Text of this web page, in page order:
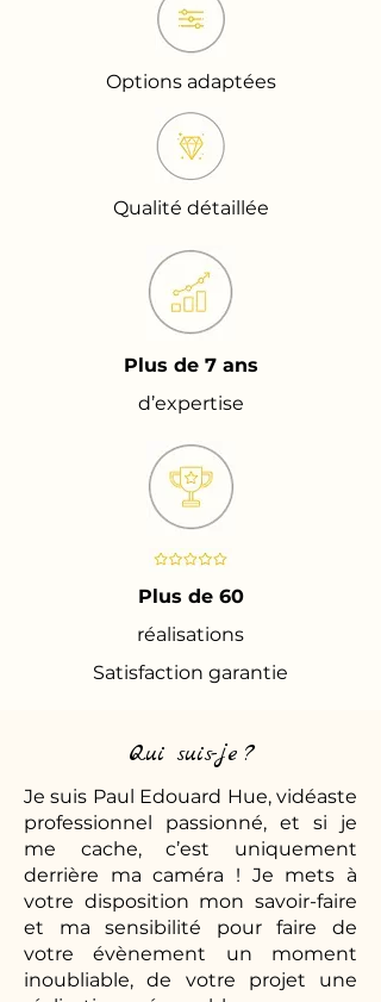
Options adaptées
Qualité détaillée
Plus de 7 ans
d’expertise
Plus de 60
réalisations
Satisfaction garantie
Qui suis-je ?
Je suis Paul Edouard Hue, vidéaste
professionnel passionné, et si je
me cache, c’est uniquement
derrière ma caméra ! Je mets à
votre disposition mon savoir-faire
et ma sensibilité pour faire de
votre évènement un moment
inoubliable, de votre projet une